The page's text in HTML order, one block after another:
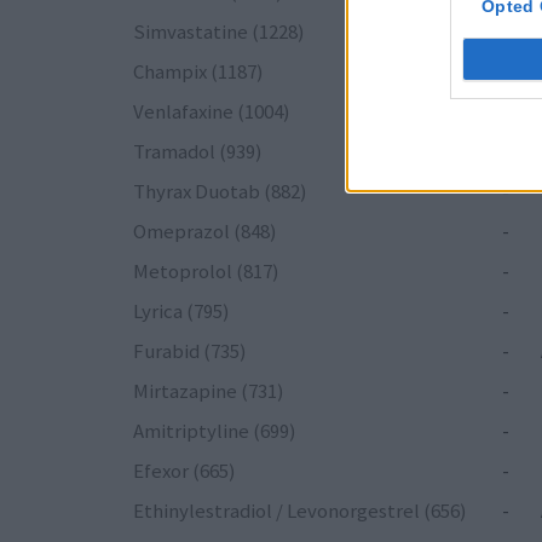
Opted
Simvastatine (1228)
-
Champix (1187)
Venlafaxine (1004)
Tramadol (939)
Thyrax Duotab (882)
-
Omeprazol (848)
-
Metoprolol (817)
-
Lyrica (795)
-
Furabid (735)
-
Mirtazapine (731)
-
Amitriptyline (699)
-
Efexor (665)
-
Ethinylestradiol / Levonorgestrel (656)
-